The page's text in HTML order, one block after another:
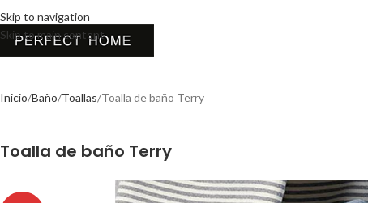
Skip to navigation
Skip to main content
Inicio Baño Toallas Toalla de baño Terry
Toalla de baño Terry